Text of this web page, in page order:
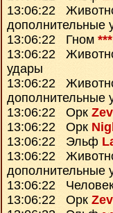
13:06:22
дополнительные
13:06:22 Гном
13:06:22
удары
13:06:22
дополнительные
13:06:22 Орк
13:06:22 Орк
13:06:22 Эльф
13:06:22
дополнительные
13:06:22
13:06:22 Орк